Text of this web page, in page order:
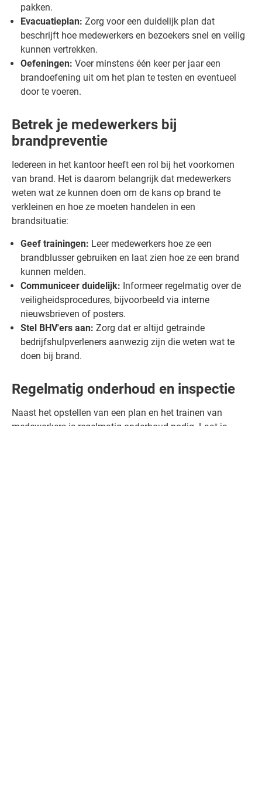
pakken.
Evacuatieplan: Zorg voor een duidelijk plan dat
beschrijft hoe medewerkers en bezoekers snel en veilig
kunnen vertrekken.
Oefeningen: Voer minstens één keer per jaar een
brandoefening uit om het plan te testen en eventueel
door te voeren.
Betrek je medewerkers bij
brandpreventie
Iedereen in het kantoor heeft een rol bij het voorkomen
van brand. Het is daarom belangrijk dat medewerkers
weten wat ze kunnen doen om de kans op brand te
verkleinen en hoe ze moeten handelen in een
brandsituatie:
Geef trainingen: Leer medewerkers hoe ze een
brandblusser gebruiken en laat zien hoe ze een brand
kunnen melden.
Communiceer duidelijk: Informeer regelmatig over de
veiligheidsprocedures, bijvoorbeeld via interne
nieuwsbrieven of posters.
Stel BHV'ers aan: Zorg dat er altijd getrainde
bedrijfshulpverleners aanwezig zijn die weten wat te
doen bij brand.
Regelmatig onderhoud en inspectie
Naast het opstellen van een plan en het trainen van
medewerkers is regelmatig onderhoud nodig. Laat je